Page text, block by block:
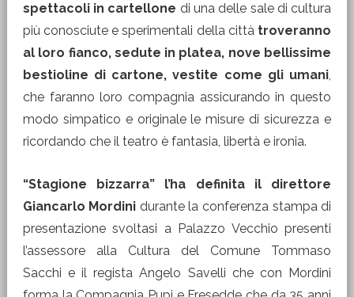
spettacoli in cartellone di una delle sale di cultura
più conosciute e sperimentali della città troveranno
al loro fianco, sedute in platea, nove bellissime
bestioline di cartone, vestite come gli umani,
che faranno loro compagnia assicurando in questo
modo simpatico e originale le misure di sicurezza e
ricordando che il teatro è fantasia, libertà e ironia.
“Stagione bizzarra” l’ha definita il direttore
Giancarlo Mordini durante la conferenza stampa di
presentazione svoltasi a Palazzo Vecchio presenti
l’assessore alla Cultura del Comune Tommaso
Sacchi e il regista Angelo Savelli che con Mordini